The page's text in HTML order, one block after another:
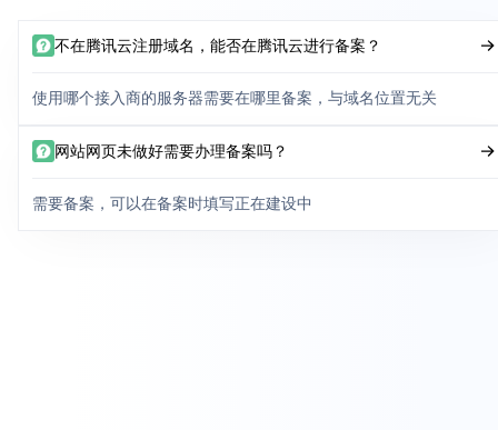
不在腾讯云注册域名，能否在腾讯云进行备案？
使用哪个接入商的服务器需要在哪里备案，与域名位置无关
网站网页未做好需要办理备案吗？
需要备案，可以在备案时填写正在建设中